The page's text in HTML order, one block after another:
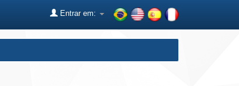
Entrar em: